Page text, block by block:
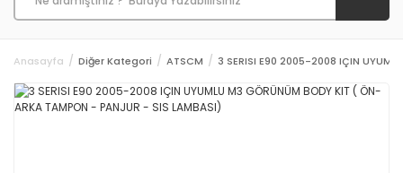
Anasayfa Diğer Kategori ATSCM 3 SERISI E90 2005-2008 IÇIN